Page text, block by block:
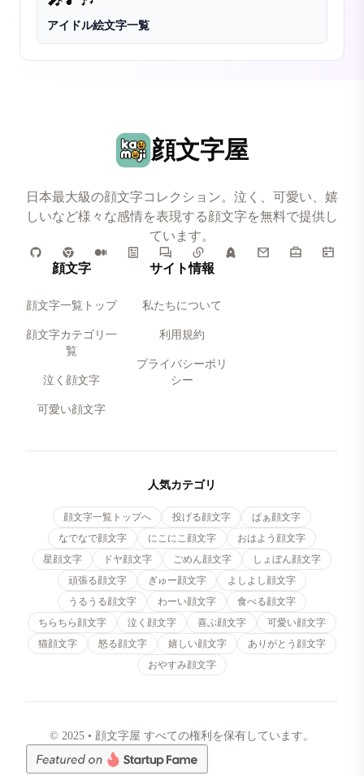
アイドル絵文字一覧
顔文字屋
日本最大級の顔文字コレクション。泣く、可愛い、嬉
しいなど様々な感情を表現する顔文字を無料で提供し
ています。
顔文字
顔文字一覧トップ
顔文字カテゴリ一
覧
泣く顔文字
可愛い顔文字
サイト情報
私たちについて
利用規約
プライバシーポリ
シー
人気カテゴリ
顔文字一覧トップへ 投げる顔文字
ぱぁ顔文字
なでなで顔文字
にこにこ顔文字
おはよう顔文字
星顔文字
ドヤ顔文字 ごめん顔文字
しょぼん顔文字
頑張る顔文字
ぎゅー顔文字
よしよし顔文字
うるうる顔文字
わーい顔文字
食べる顔文字
ちらちら顔文字
泣く顔文字 喜ぶ顔文字
可愛い顔文字
猫顔文字
怒る顔文字 嬉しい顔文字
ありがとう顔文字
おやすみ顔文字
© 2025 • 顔文字屋 すべての権利を保有しています。